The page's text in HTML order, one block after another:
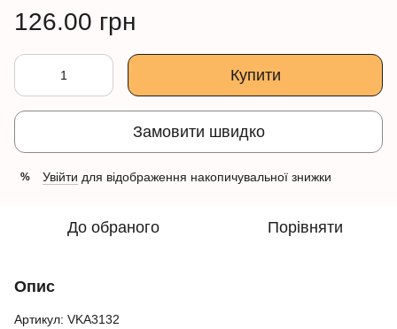
126.00 грн
Купити
Замовити швидко
% Увійти для відображення накопичувальної знижки
До обраного Порівняти
Опис
Артикул: VKA3132